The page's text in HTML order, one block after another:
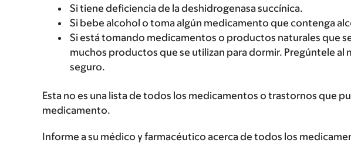
Si tiene deficiencia de la deshidrogenasa succínica.
Si bebe alcohol o toma algún medicamento que contenga
Si está tomando medicamentos o productos naturales que
muchos productos que se utilizan para dormir. Pregúntele al
seguro.
Esta no es una lista de todos los medicamentos o trastornos que
medicamento.
Informe a su médico y farmacéutico acerca de todos los